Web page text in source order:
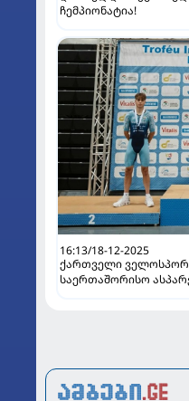
ჩემპიონატია!
16:13/18-12-2025
ქართველი
საერთაშორისო